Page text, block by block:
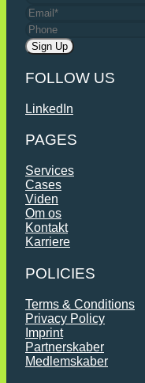
FOLLOW US
LinkedIn
PAGES
Services
Cases
Viden
Om os
Kontakt
Karriere
POLICIES
Terms & Conditions
Privacy Policy
Imprint
Partnerskaber
Medlemskaber